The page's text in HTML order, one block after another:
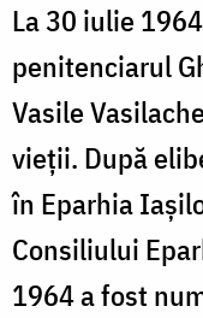
La 30 iulie
penitenciarul
Vasile
vieții. După
în Eparhia
Consiliului
1964 a fost